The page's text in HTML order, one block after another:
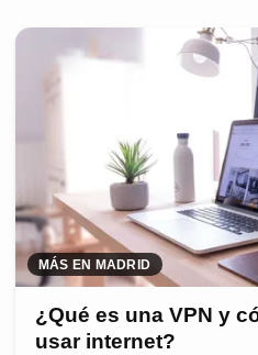
MÁS EN MADRID
¿Qué es una VPN y
usar internet?